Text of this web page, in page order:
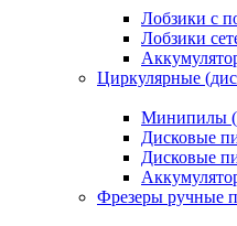
Лобзики с
Лобзики
Циркулярные
Минипилы
Дисковые
Дисковые
Фрезеры ручные